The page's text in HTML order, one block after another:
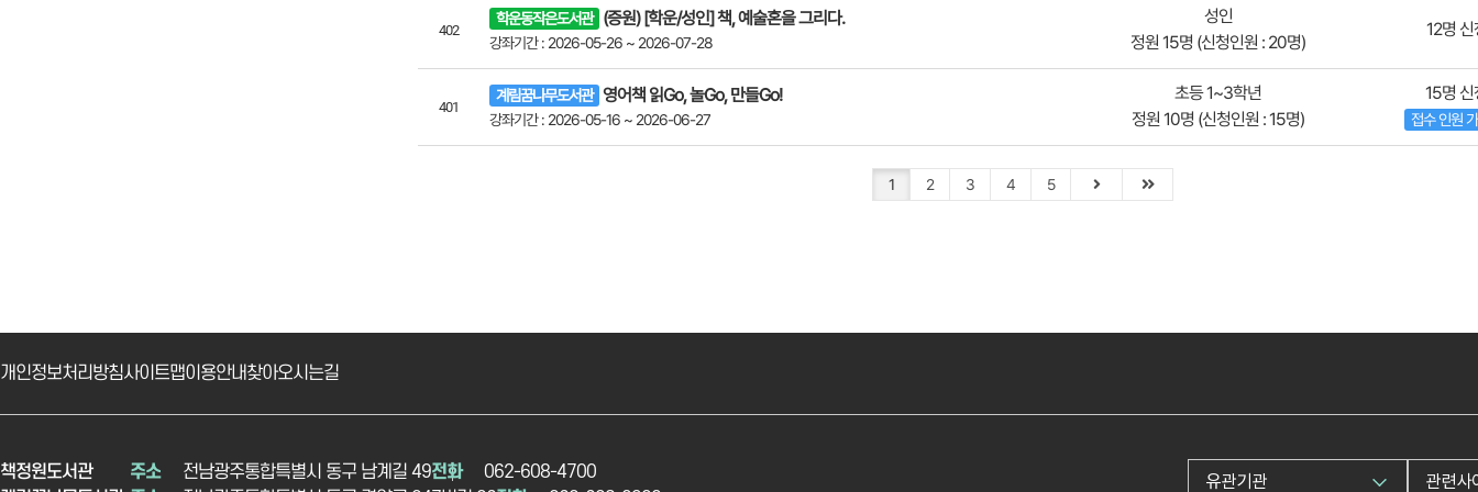
402
학운동작은도서관 (증원) [학운/성인] 책, 예술혼을 그리다.
강좌기간 : 2026-05-26 ~ 2026-07-28
성인
정원 15명 (신청인원 : 20명)
12명 신
401
계림꿈나무도서관 영어책 읽Go, 놀Go, 만들Go!
강좌기간 : 2026-05-16 ~ 2026-06-27
초등 1~3학년
정원 10명 (신청인원 : 15명)
15명 신
접수 인원
1 2 3 4 5
개인정보처리방침사이트맵이용안내찾아오시는길
책정원도서관 주소 전남광주통합특별시 동구 남계길 49전화
062-608-4700
유관기관 관련사